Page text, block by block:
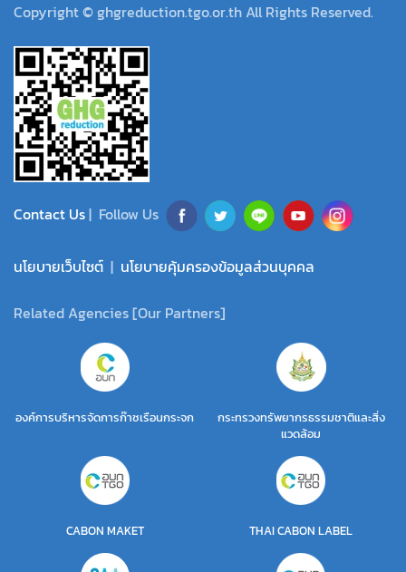
Copyright © ghgreduction.tgo.or.th All Rights Reserved.
Contact Us| Follow Us
นโยบายเว็บไซต์ | นโยบายคุ้มครองข้อมูลส่วนบุคคล
Related Agencies [Our Partners]
องค์การบริหารจัดการก๊าซเรือนกระจก
กระทรวงทรัพยากรธรรมชาติและสิ่ง
แวดล้อม
CABON MAKET THAI CABON LABEL